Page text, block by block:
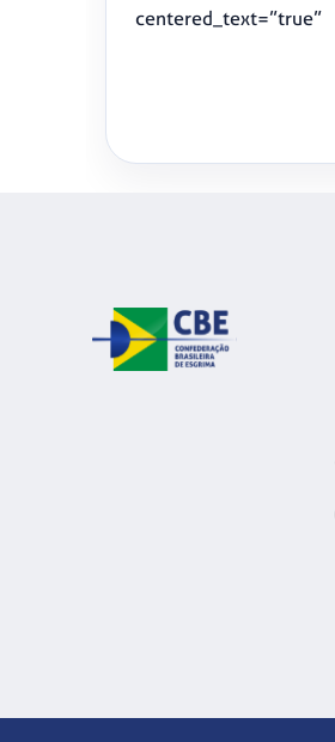
centered_text=”true”